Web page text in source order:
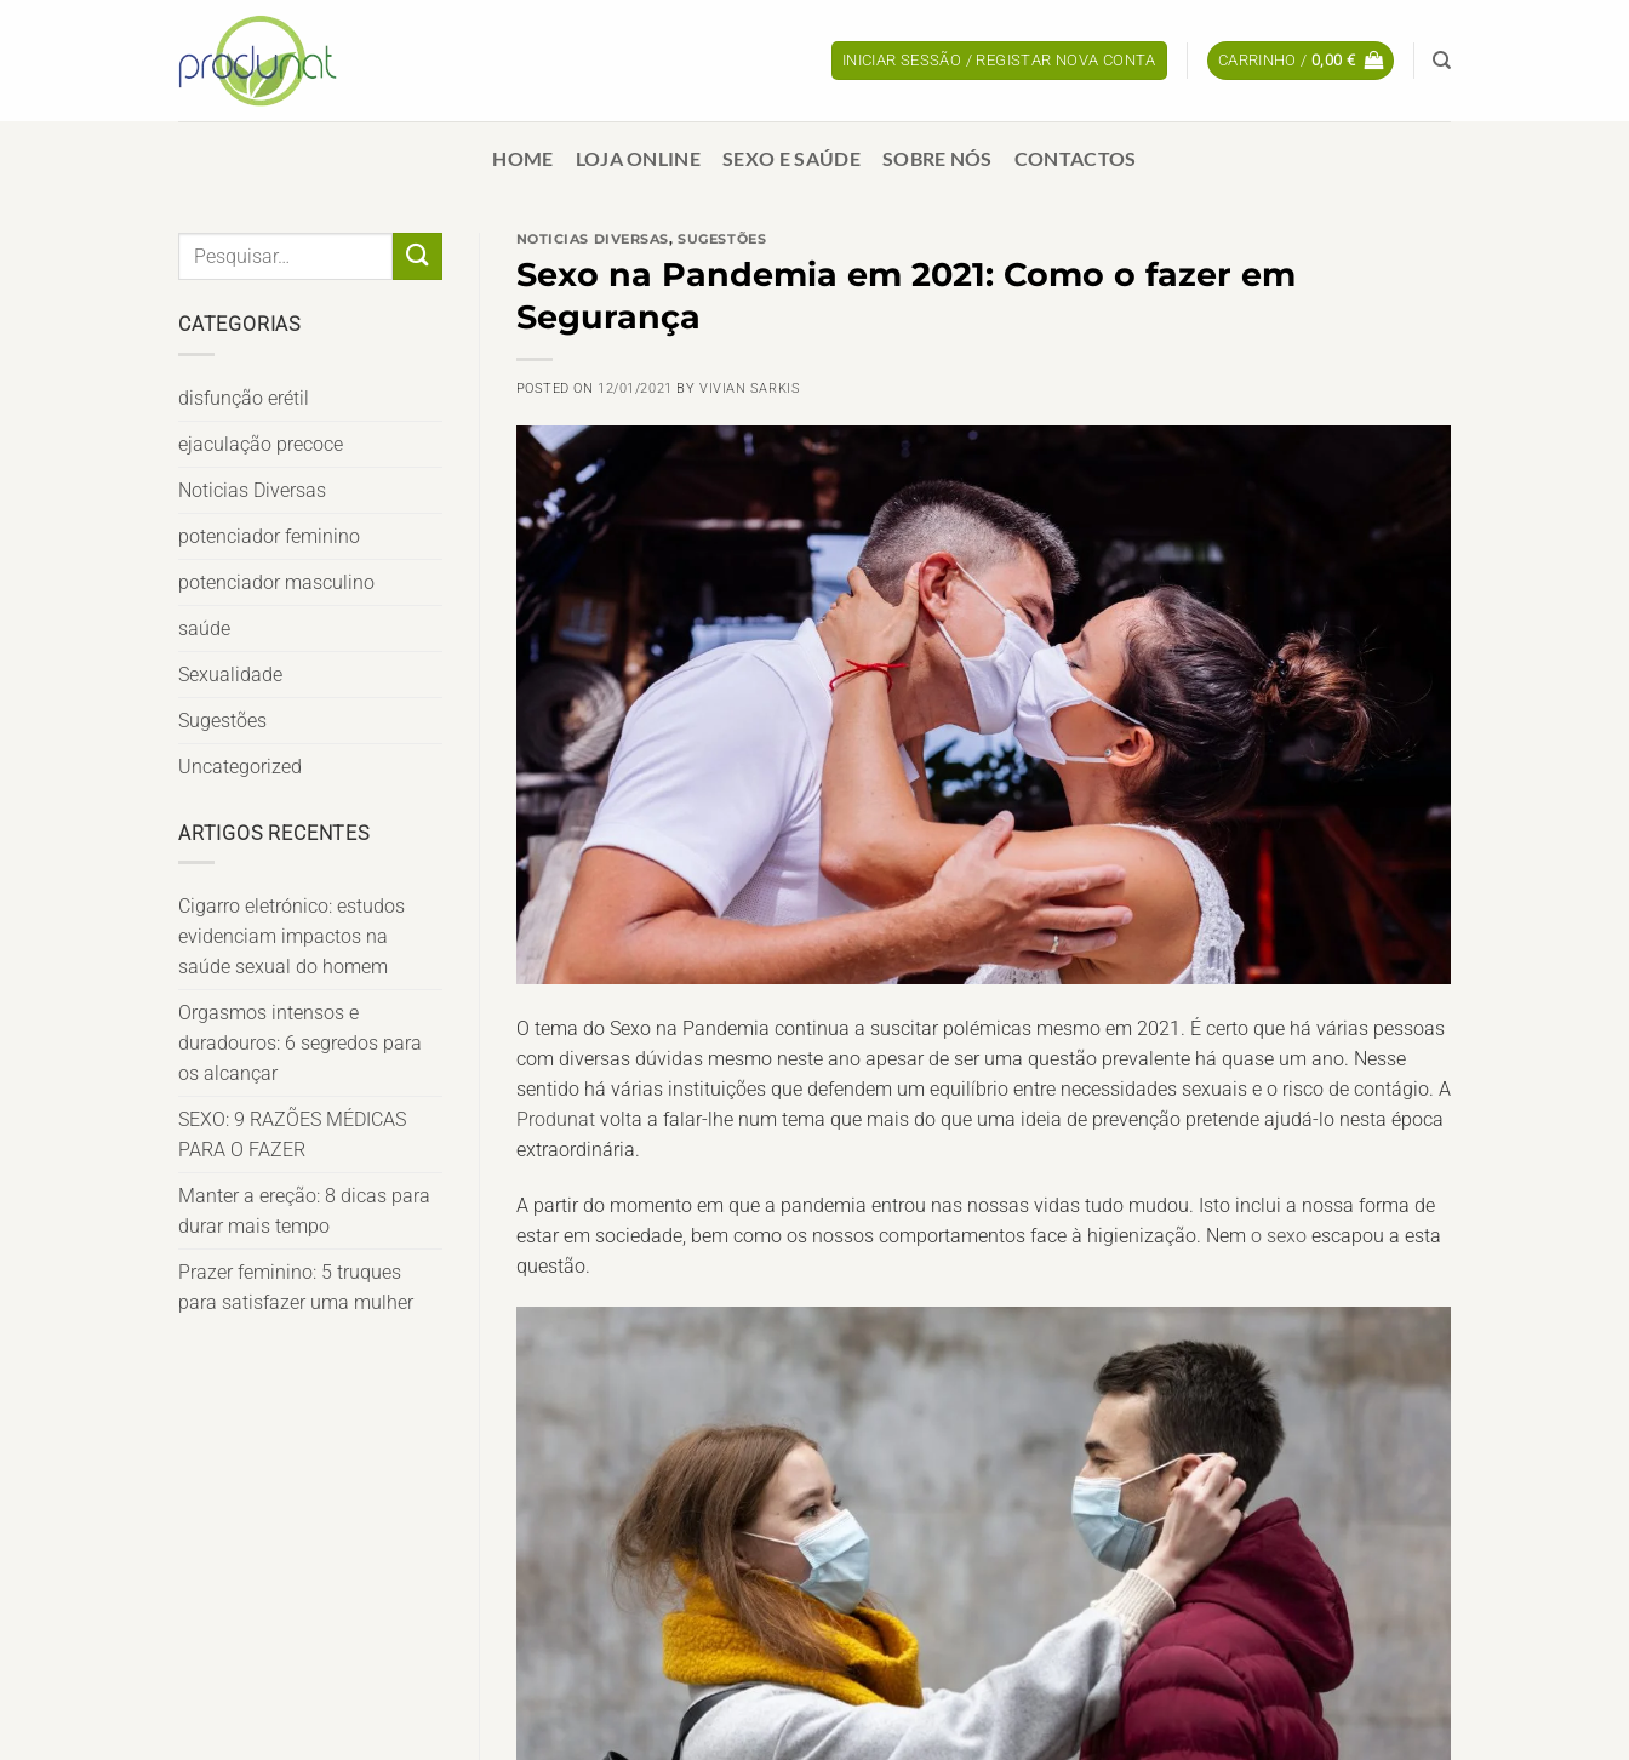
INICIAR SESSÃO / REGISTAR NOVA CONTA CARRINHO /0,00 €
HOME LOJA ONLINE SEXO E SAÚDE SOBRE NÓS CONTACTOS
CATEGORIAS
disfunção erétil
ejaculação precoce
Noticias Diversas
potenciador feminino
potenciador masculino
saúde
Sexualidade
Sugestões
Uncategorized
ARTIGOS RECENTES
Cigarro eletrónico: estudos
evidenciam impactos na
saúde sexual do homem
Orgasmos intensos e
duradouros: 6 segredos para
os alcançar
SEXO: 9 RAZÕES MÉDICAS
PARA O FAZER
Manter a ereção: 8 dicas para
durar mais tempo
Prazer feminino: 5 truques
para satisfazer uma mulher
NOTICIAS DIVERSAS,SUGESTÕES
Sexo na Pandemia em 2021: Como o fazer em
Segurança
POSTED ON 12/01/2021 BY VIVIAN SARKIS
O tema do Sexo na Pandemia continua a suscitar polémicas mesmo em 2021. É certo que há várias pessoas
com diversas dúvidas mesmo neste ano apesar de ser uma questão prevalente há quase um ano. Nesse
sentido há várias instituições que defendem um equilíbrio entre necessidades sexuais e o risco de contágio. A
Produnatvolta a falar-lhe num tema que mais do que uma ideia de prevenção pretende ajudá-lo nesta época
extraordinária.
A partir do momento em que a pandemia entrou nas nossas vidas tudo mudou. Isto inclui a nossa forma de
estar em sociedade, bem como os nossos comportamentos face à higienização. Nem o sexoescapou a esta
questão.